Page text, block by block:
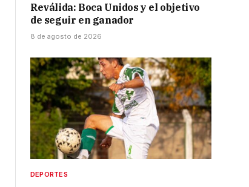
Reválida: Boca Unidos y el objetivo
de seguir en ganador
8 de agosto de 2026
DEPORTES